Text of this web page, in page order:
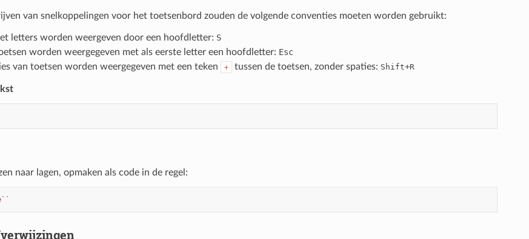
van snelkoppelingen voor het toetsenbord zouden de volgende conventies moeten worden gebruikt:
letters worden weergeven door een hoofdletter: S
worden weergegeven met als eerste letter een hoofdletter: Esc
van toetsen worden weergegeven met een teken
+ tussen de toetsen, zonder spaties: Shift+R
naar lagen, opmaken als code in de regel: